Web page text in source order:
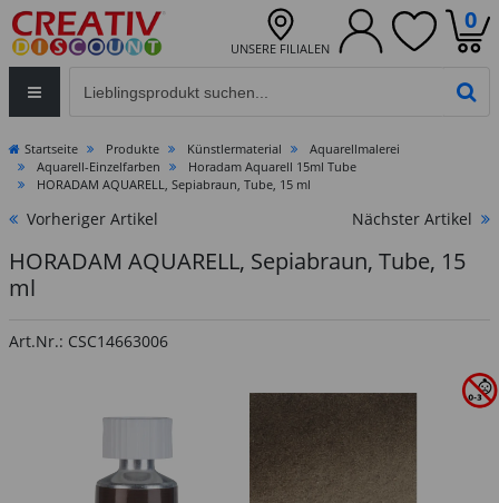
UNSERE FILIALEN
0
Startseite Produkte Künstlermaterial
Aquarellmalerei
Aquarell-Einzelfarben
Horadam Aquarell 15ml Tube
HORADAM AQUARELL, Sepiabraun, Tube, 15 ml
Vorheriger Artikel Nächster Artikel
HORADAM AQUARELL, Sepiabraun, Tube, 15
ml
Art.Nr.: CSC14663006